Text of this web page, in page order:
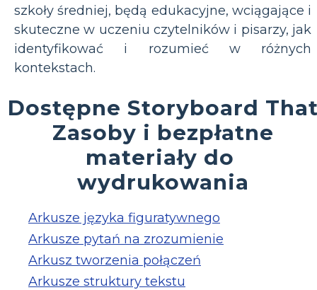
szkoły średniej, będą edukacyjne, wciągające i
skuteczne w uczeniu czytelników i pisarzy, jak
identyfikować i rozumieć w różnych
kontekstach.
Dostępne Storyboard
Zasoby i bezpłatne
materiały do ​​
wydrukowania
Arkusze języka figuratywnego
Arkusze pytań na zrozumienie
Arkusz tworzenia połączeń
Arkusze struktury tekstu